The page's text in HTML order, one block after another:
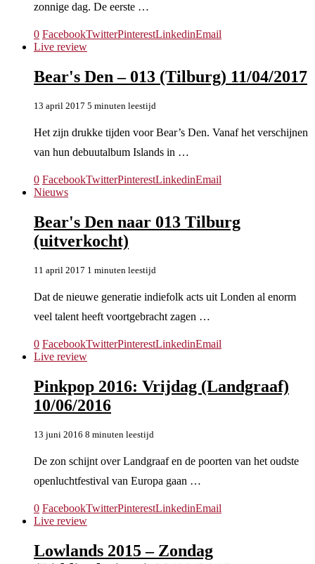
zonnige dag. De eerste …
0 FacebookTwitterPinterestLinkedinEmail
Live review
Bear's Den – 013 (Tilburg) 11/04/2017
13 april 2017 5 minuten leestijd
Het zijn drukke tijden voor Bear’s Den. Vanaf het verschijnen
van hun debuutalbum Islands in …
0 FacebookTwitterPinterestLinkedinEmail
Nieuws
Bear's Den naar 013 Tilburg
(uitverkocht)
11 april 2017 1 minuten leestijd
Dat de nieuwe generatie indiefolk acts uit Londen al enorm
veel talent heeft voortgebracht zagen …
0 FacebookTwitterPinterestLinkedinEmail
Live review
Pinkpop 2016: Vrijdag (Landgraaf)
10/06/2016
13 juni 2016 8 minuten leestijd
De zon schijnt over Landgraaf en de poorten van het oudste
openluchtfestival van Europa gaan …
0 FacebookTwitterPinterestLinkedinEmail
Live review
Lowlands 2015 – Zondag